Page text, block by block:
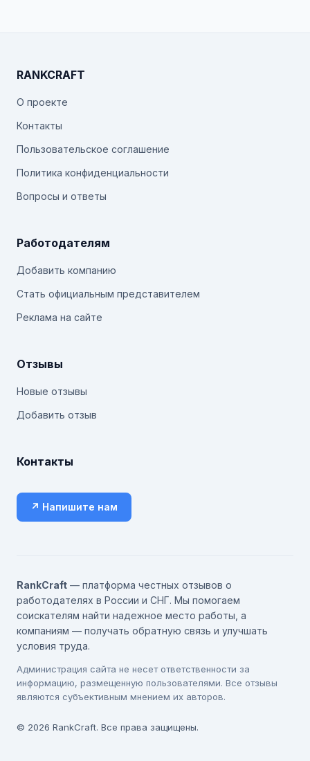
RANKCRAFT
О проекте
Контакты
Пользовательское соглашение
Политика конфиденциальности
Вопросы и ответы
Работодателям
Добавить компанию
Стать официальным представителем
Реклама на сайте
Отзывы
Новые отзывы
Добавить отзыв
Контакты
↗ Напишите нам
RankCraft — платформа честных отзывов о
работодателях в России и СНГ. Мы помогаем
соискателям найти надежное место работы, а
компаниям — получать обратную связь и улучшать
условия труда.
Администрация сайта не несет ответственности за
информацию, размещенную пользователями. Все отзывы
являются субъективным мнением их авторов.
© 2026 RankCraft. Все права защищены.